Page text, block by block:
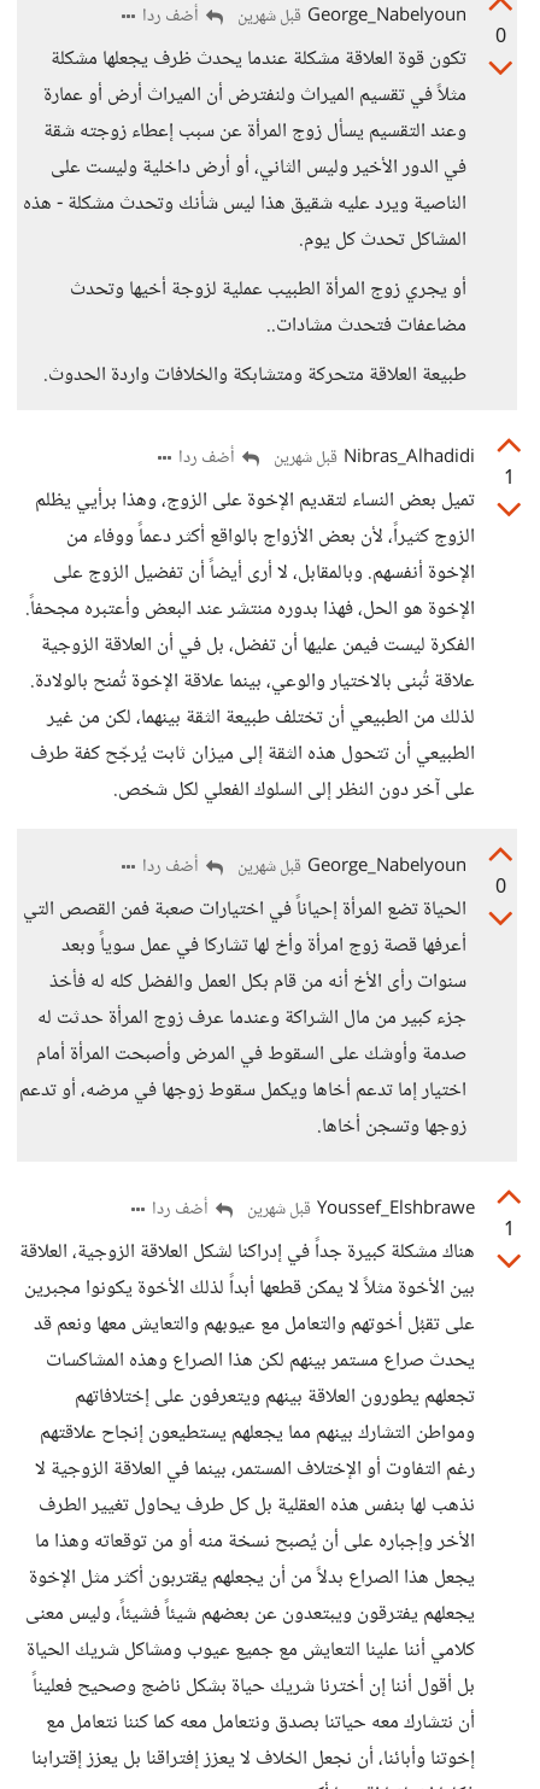
0
George_Nabelyoun قبل شهرين أضف ردا
تكون قوة العلاقة مشكلة عندما يحدث ظرف يجعلها مشكلة
مثلاً في تقسيم الميراث ولنفترض أن الميراث أرض أو عمارة
وعند التقسيم يسأل زوج المرأة عن سبب إعطاء زوجته شقة
في الدور الأخير وليس الثاني، أو أرض داخلية وليست على
الناصية ويرد عليه شقيق هذا ليس شأنك وتحدث مشكلة - هذه
المشاكل تحدث كل يوم.
أو يجري زوج المرأة الطبيب عملية لزوجة أخيها وتحدث
مضاعفات فتحدث مشادات..
طبيعة العلاقة متحركة ومتشابكة والخلافات واردة الحدوث.
1
Nibras_Alhadidi قبل شهرين أضف ردا
تميل بعض النساء لتقديم الإخوة على الزوج، وهذا برأيي يظلم
الزوج كثيراً، لأن بعض الأزواج بالواقع أكثر دعماً ووفاء من
الإخوة أنفسهم. وبالمقابل، لا أرى أيضاً أن تفضيل الزوج على
الإخوة هو الحل، فهذا بدوره منتشر عند البعض وأعتبره مجحفاً.
الفكرة ليست فيمن عليها أن تفضل، بل في أن العلاقة الزوجية
علاقة تُبنى بالاختيار والوعي، بينما علاقة الإخوة تُمنح بالولادة.
لذلك من الطبيعي أن تختلف طبيعة الثقة بينهما، لكن من غير
الطبيعي أن تتحول هذه الثقة إلى ميزان ثابت يُرجّح كفة طرف
على آخر دون النظر إلى السلوك الفعلي لكل شخص.
0
George_Nabelyoun قبل شهرين أضف ردا
الحياة تضع المرأة إحياناً في اختيارات صعبة فمن القصص التي
أعرفها قصة زوج امرأة وأخ لها تشاركا في عمل سوياً وبعد
سنوات رأى الأخ أنه من قام بكل العمل والفضل كله له فأخذ
جزء كبير من مال الشراكة وعندما عرف زوج المرأة حدثت له
صدمة وأوشك على السقوط في المرض وأصبحت المرأة أمام
اختيار إما تدعم أخاها ويكمل سقوط زوجها في مرضه، أو تدعم
زوجها وتسجن أخاها.
1
Youssef_Elshbrawe قبل شهرين أضف ردا
هناك مشكلة كبيرة جداً في إدراكنا لشكل العلاقة الزوجية، العلاقة
بين الأخوة مثلاً لا يمكن قطعها أبداً لذلك الأخوة يكونوا مجبرين
على تقبُل أخوتهم والتعامل مع عيوبهم والتعايش معها ونعم قد
يحدث صراع مستمر بينهم لكن هذا الصراع وهذه المشاكسات
تجعلهم يطورون العلاقة بينهم ويتعرفون على إختلافاتهم
ومواطن التشارك بينهم مما يجعلهم يستطيعون إنجاح علاقتهم
رغم التفاوت أو الإختلاف المستمر، بينما في العلاقة الزوجية لا
نذهب لها بنفس هذه العقلية بل كل طرف يحاول تغيير الطرف
الأخر وإجباره على أن يُصبح نسخة منه أو من توقعاته وهذا ما
يجعل هذا الصراع بدلاً من أن يجعلهم يقتربون أكثر مثل الإخوة
يجعلهم يفترقون ويبتعدون عن بعضهم شيئاً فشيئاً، وليس معنى
كلامي أننا علينا التعايش مع جميع عيوب ومشاكل شريك الحياة
بل أقول أننا إن أخترنا شريك حياة بشكل ناضج وصحيح فعليناً
أن نتشارك معه حياتنا بصدق ونتعامل معه كما كننا نتعامل مع
إخوتنا وأبائنا، أن نجعل الخلاف لا يعزز إفتراقنا بل يعزز إقترابنا